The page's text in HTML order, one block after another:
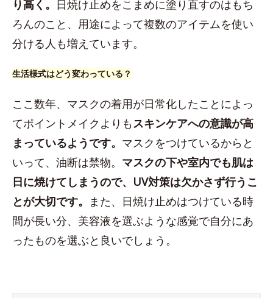
り高く。 日焼け止めをこまめに塗り直すのはもち
ろんのこと、用途によって複数のアイテムを使い
分ける人も増えています。
生活様式はどう変わっている？
ここ数年、マスクの着用が日常化したことによっ
てポイントメイクよりもスキンケアへの意識が高
まっているようです。 マスクをつけているからと
いって、油断は禁物。 マスクの下や室内でも肌は
日に焼けてしまうので、UV対策は欠かさず行うこ
とが大切です。 また、日焼け止めはつけている時
間が長い分、美容液を選ぶような感覚で自分にあ
ったものを選ぶと良いでしょう。